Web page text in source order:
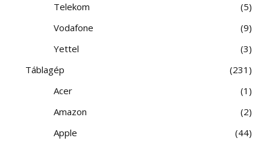
Telekom
5
Vodafone
9
Yettel
3
Táblagép
231
Acer
1
Amazon
2
Apple
44